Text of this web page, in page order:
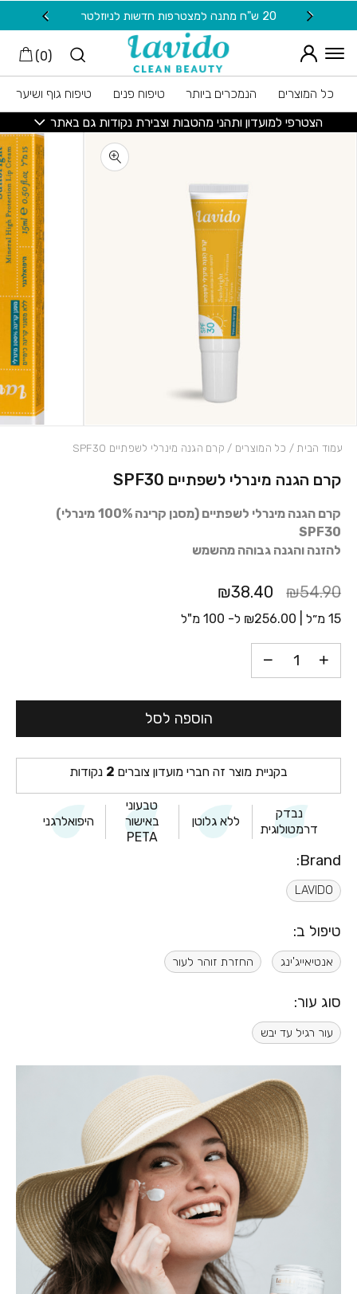
Skip to Content
20 ש"ח מתנה למצטרפות חדשות לניוזלטר
(
0
)
כל המוצרים הנמכרים ביותר טיפוח פנים
טיפוח גוף ושיער
הצטרפי למועדון ותהני מהטבות וצבירת נקודות גם באתר
קרם הגנה מינרלי לשפתיים SPF30
קרם הגנה מינרלי לשפתיים (מסנן קרינה 100%
מינרלי)
SPF30
להזנה והגנה גבוהה מהשמש
₪54.90
₪38.40
15 מ״ל | ₪256.00 ל- 100 מ"ל
כמות קרם הגנה מינרלי לשפתיים SPF30
הוספה לסל
בקניית מוצר זה חברי מועדון צוברים 2 נקודות
נבדק
דרמטולוגית
ללא גלוטן
טבעוני
באישור
PETA
היפואלרגני
Brand:
LAVIDO
טיפול ב:
אנטיאייג'ינג החזרת זוהר לעור
סוג עור:
עור רגיל עד יבש
עמוד הבית / כל המוצרים / קרם הגנה מינרלי לשפתיים SPF30
בחזרה למעלה